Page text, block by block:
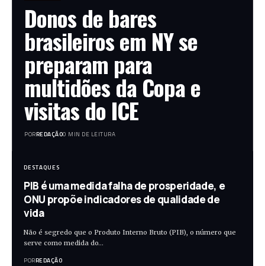
Donos de bares
brasileiros em NY se
preparam para
multidões da Copa e
visitas do ICE
PORREDAÇÃO0 MIN DE LEITURA
DESTAQUES
PIB é uma medida falha de prosperidade, e
ONU propõe indicadores de qualidade de
vida
Não é segredo que o Produto Interno Bruto (PIB), o número que
serve como medida do…
PORREDAÇÃO